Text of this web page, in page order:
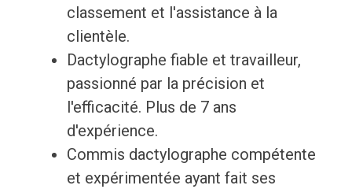
classement et l'assistance à la
clientèle.
Dactylographe fiable et travailleur,
passionné par la précision et
l'efficacité. Plus de 7 ans
d'expérience.
Commis dactylographe compétente
et expérimentée ayant fait ses